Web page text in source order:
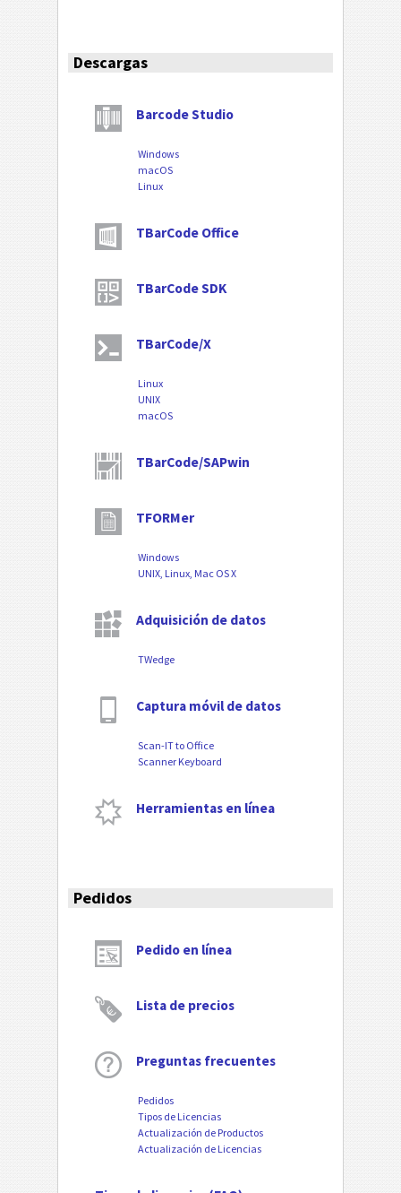
Descargas
Barcode Studio
Windows
macOS
Linux
TBarCode Office
TBarCode SDK
TBarCode/X
Linux
UNIX
macOS
TBarCode/SAPwin
TFORMer
Windows
UNIX, Linux, Mac OS X
Adquisición de datos
TWedge
Captura móvil de datos
Scan-IT to Office
Scanner Keyboard
Herramientas en línea
Pedidos
Pedido en línea
Lista de precios
Preguntas frecuentes
Pedidos
Tipos de Licencias
Actualización de Productos
Actualización de Licencias